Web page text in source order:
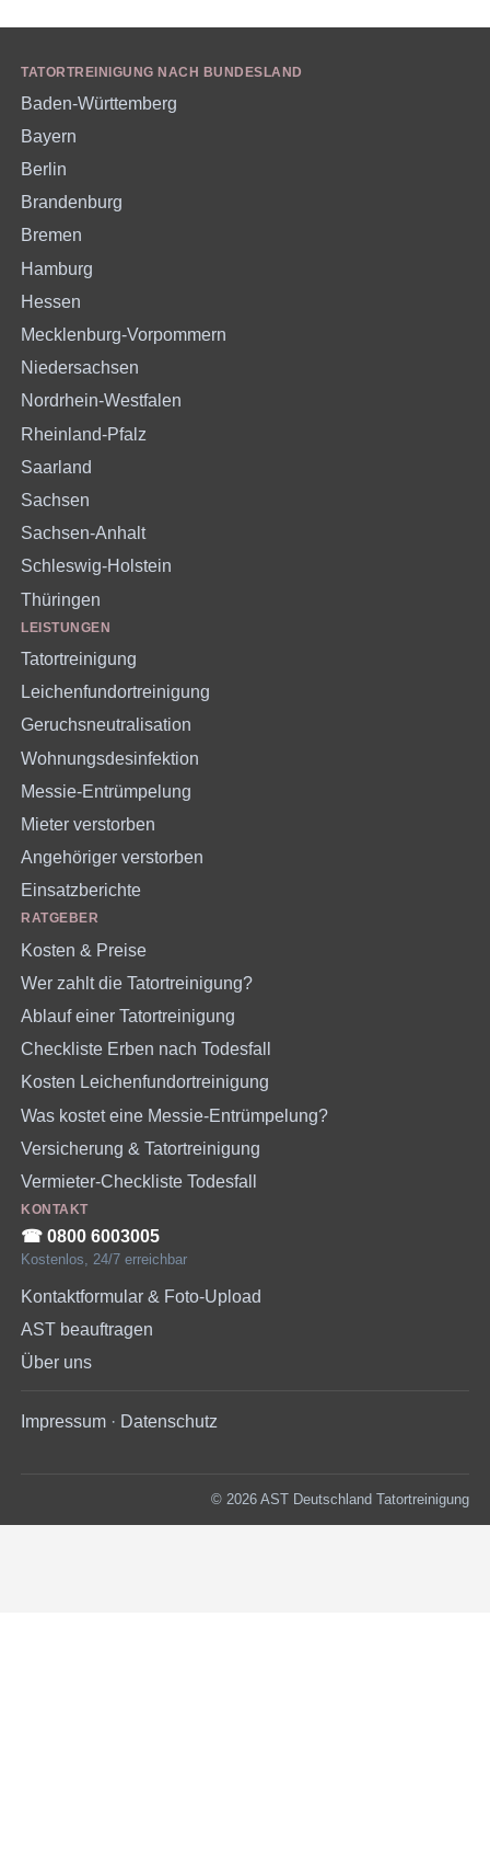
TATORTREINIGUNG NACH BUNDESLAND
Baden-Württemberg
Bayern
Berlin
Brandenburg
Bremen
Hamburg
Hessen
Mecklenburg-Vorpommern
Niedersachsen
Nordrhein-Westfalen
Rheinland-Pfalz
Saarland
Sachsen
Sachsen-Anhalt
Schleswig-Holstein
Thüringen
LEISTUNGEN
Tatortreinigung
Leichenfundortreinigung
Geruchsneutralisation
Wohnungsdesinfektion
Messie-Entrümpelung
Mieter verstorben
Angehöriger verstorben
Einsatzberichte
RATGEBER
Kosten & Preise
Wer zahlt die Tatortreinigung?
Ablauf einer Tatortreinigung
Checkliste Erben nach Todesfall
Kosten Leichenfundortreinigung
Was kostet eine Messie-Entrümpelung?
Versicherung & Tatortreinigung
Vermieter-Checkliste Todesfall
KONTAKT
☎︎ 0800 6003005
Kostenlos, 24/7 erreichbar
Kontaktformular & Foto-Upload
AST beauftragen
Über uns
Impressum · Datenschutz
© 2026 AST Deutschland Tatortreinigung